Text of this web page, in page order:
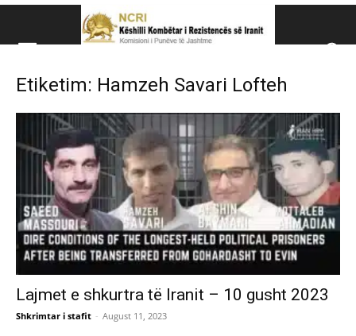
Këshillit Kombëtar të
Këshillit Kombëtar të Rezistencës së Iranit (NCRI)
Etiketim: Hamzeh Savari Lofteh
Lajmet e shkurtra të Iranit – 10 gusht 2023
Shkrimtar i stafit - August 11, 2023